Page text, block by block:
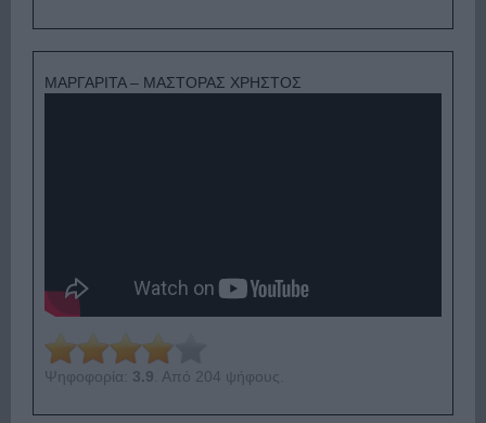
ΜΑΡΓΑΡΙΤΑ – ΜΑΣΤΟΡΑΣ ΧΡΗΣΤΟΣ
Ψηφοφορία: 3.9 . Από 204 ψήφους.